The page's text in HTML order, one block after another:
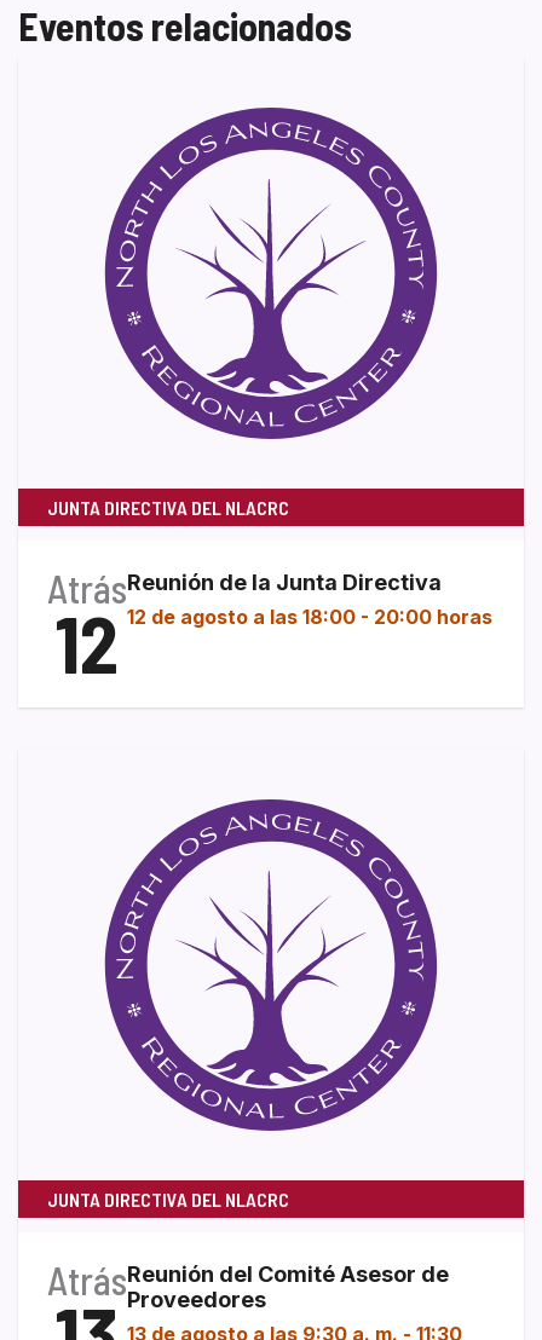
Eventos relacionados
JUNTA DIRECTIVA DEL NLACRC
Atrás
12
Reunión de la Junta Directiva
12 de agosto a las 18:00 - 20:00 horas
JUNTA DIRECTIVA DEL NLACRC
AtrásReunión del Comité Asesor de
Proveedores
13 de agosto a las 9:30 a. m. - 11:30